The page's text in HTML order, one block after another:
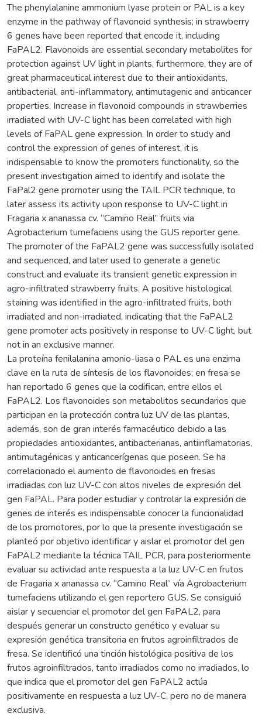
The phenylalanine ammonium lyase protein or PAL is a key
enzyme in the pathway of flavonoid synthesis; in strawberry
6 genes have been reported that encode it, including
FaPAL2. Flavonoids are essential secondary metabolites for
protection against UV light in plants, furthermore, they are of
great pharmaceutical interest due to their antioxidants,
antibacterial, anti-inflammatory, antimutagenic and anticancer
properties. Increase in flavonoid compounds in strawberries
irradiated with UV-C light has been correlated with high
levels of FaPAL gene expression. In order to study and
control the expression of genes of interest, it is
indispensable to know the promoters functionality, so the
present investigation aimed to identify and isolate the
FaPal2 gene promoter using the TAIL PCR technique, to
later assess its activity upon response to UV-C light in
Fragaria x ananassa cv. “Camino Real” fruits via
Agrobacterium tumefaciens using the GUS reporter gene.
The promoter of the FaPAL2 gene was successfully isolated
and sequenced, and later used to generate a genetic
construct and evaluate its transient genetic expression in
agro-infiltrated strawberry fruits. A positive histological
staining was identified in the agro-infiltrated fruits, both
irradiated and non-irradiated, indicating that the FaPAL2
gene promoter acts positively in response to UV-C light, but
not in an exclusive manner.
La proteína fenilalanina amonio-liasa o PAL es una enzima
clave en la ruta de síntesis de los flavonoides; en fresa se
han reportado 6 genes que la codifican, entre ellos el
FaPAL2. Los flavonoides son metabolitos secundarios que
participan en la protección contra luz UV de las plantas,
además, son de gran interés farmacéutico debido a las
propiedades antioxidantes, antibacterianas, antiinflamatorias,
antimutagénicas y anticancerígenas que poseen. Se ha
correlacionado el aumento de flavonoides en fresas
irradiadas con luz UV-C con altos niveles de expresión del
gen FaPAL. Para poder estudiar y controlar la expresión de
genes de interés es indispensable conocer la funcionalidad
de los promotores, por lo que la presente investigación se
planteó por objetivo identificar y aislar el promotor del gen
FaPAL2 mediante la técnica TAIL PCR, para posteriormente
evaluar su actividad ante respuesta a la luz UV-C en frutos
de Fragaria x ananassa cv. “Camino Real” vía Agrobacterium
tumefaciens utilizando el gen reportero GUS. Se consiguió
aislar y secuenciar el promotor del gen FaPAL2, para
después generar un constructo genético y evaluar su
expresión genética transitoria en frutos agroinfiltrados de
fresa. Se identificó una tinción histológica positiva de los
frutos agroinfiltrados, tanto irradiados como no irradiados, lo
que indica que el promotor del gen FaPAL2 actúa
positivamente en respuesta a luz UV-C, pero no de manera
exclusiva.